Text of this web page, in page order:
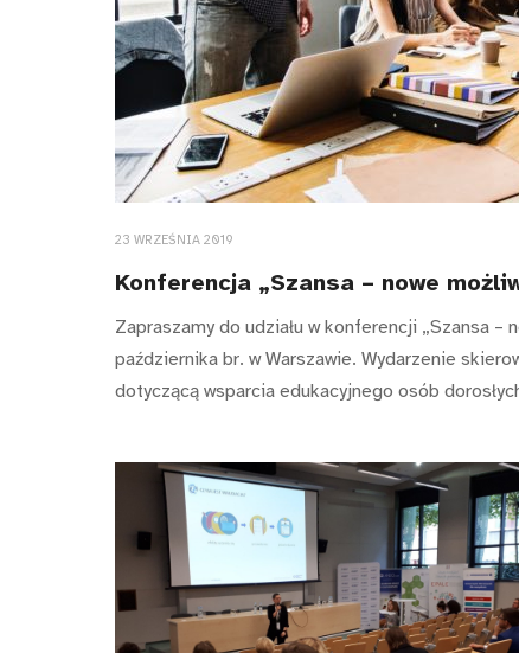
23 WRZEŚNIA 2019
Konferencja „Szansa – nowe
Zapraszamy do udziału w konferencji „Szansa
października br. w Warszawie. Wydarzenie
dotyczącą wsparcia edukacyjnego osób